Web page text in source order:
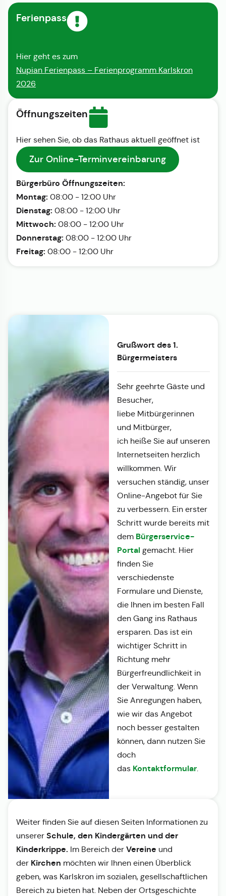
Ferienpass
Hier geht es zum
Nupian Ferienpass – Ferienprogramm Karlskron
2026
Öffnungszeiten
Hier sehen Sie, ob das Rathaus aktuell geöffnet ist
Zur Online-Terminvereinbarung
Bürgerbüro Öffnungszeiten:
Montag: 08:00 - 12:00 Uhr
Dienstag: 08:00 - 12:00 Uhr
Mittwoch: 08:00 - 12:00 Uhr
Donnerstag: 08:00 - 12:00 Uhr
Freitag: 08:00 - 12:00 Uhr
Grußwort des 1.
Bürgermeisters
Sehr geehrte Gäste und
Besucher,
liebe Mitbürgerinnen
und Mitbürger,
ich heiße Sie auf unseren
Internetseiten herzlich
willkommen. Wir
versuchen ständig, unser
Online-Angebot für Sie
zu verbessern. Ein erster
Schritt wurde bereits mit
dem Bürgerservice-
Portalgemacht. Hier
finden Sie
verschiedenste
Formulare und Dienste,
die Ihnen im besten Fall
den Gang ins Rathaus
ersparen. Das ist ein
wichtiger Schritt in
Richtung mehr
Bürgerfreundlichkeit in
der Verwaltung. Wenn
Sie Anregungen haben,
wie wir das Angebot
noch besser gestalten
können, dann nutzen Sie
doch
das Kontaktformular.
Weiter finden Sie auf diesen Seiten Informationen zu
unserer Schule, den Kindergärten und der
Kinderkrippe. Im Bereich der Vereine und
der Kirchen möchten wir Ihnen einen Überblick
geben, was Karlskron im sozialen, gesellschaftlichen
Bereich zu bieten hat. Neben der Ortsgeschichte